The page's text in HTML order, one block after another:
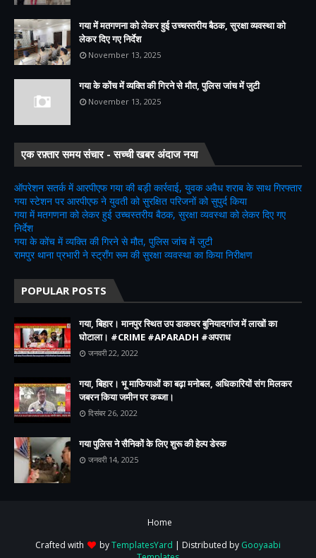
गया में मतगणना को लेकर हुई उच्चस्तरीय बैठक, सुरक्षा व्यवस्था को
लेकर दिए गए निर्देश
November 13, 2025
गया के कोंच में व्यक्ति की गिरने से मौत, पुलिस जांच में जुटी
November 13, 2025
एक रफ़्तार समय संचार - सच्ची खबर अंदाज नया
ऑपरेशन सतर्क में आरपीएफ गया की बड़ी कार्रवाई, युवक अवैध शराब के साथ गिरफ्तार
गया स्टेशन पर आरपीएफ ने युवती को सुरक्षित परिजनों को सुपुर्द किया
गया में मतगणना को लेकर हुई उच्चस्तरीय बैठक, सुरक्षा व्यवस्था को लेकर दिए गए
निर्देश
गया के कोंच में व्यक्ति की गिरने से मौत, पुलिस जांच में जुटी
रामपुर थाना प्रभारी ने स्ट्रॉंग रूम की सुरक्षा व्यवस्था का किया निरीक्षण
POPULAR POSTS
गया, बिहार। मानपुर स्थित उप डाकघर बुनियादगांज में लाखों का
घोटाला। #CRIME #APARADH #अपराध
जनवरी 22, 2022
गया, बिहार। भू माफियाओं का बढ़ा मनोबल, अधिकारियों संग मिलकर
जबरन किया जमीन पर कब्जा।
दिसंबर 26, 2022
गया पुलिस ने सैनिकों के लिए शुरू की हेल्प डेस्क
जनवरी 14, 2025
Home
Crafted with
byTemplatesYard | Distributed by Gooyaabi